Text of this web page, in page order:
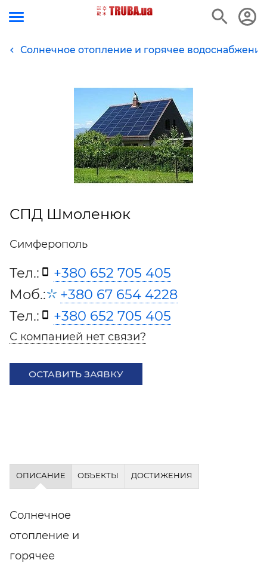
Солнечное отопление и горячее водоснабжение
СПД Шмоленюк
Симферополь
Тел.:
+380 652 705 405
Моб.:
+380 67 654 4228
Тел.:
+380 652 705 405
С компанией нет связи?
ОСТАВИТЬ ЗАЯВКУ
ОПИСАНИЕ ОБЪЕКТЫ ДОСТИЖЕНИЯ
Солнечное
отопление и
горячее